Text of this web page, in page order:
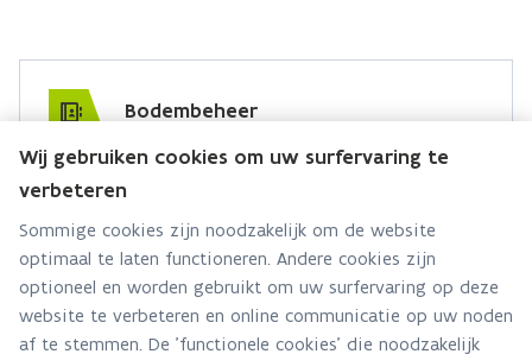
Bodembeheer
Hebt u een vraag voor dit team? Stel ze hier:
Via contact formulier
Alle contactgegevens
Adres
Wij gebruiken cookies om uw surfervaring te
verbeteren
Sommige cookies zijn noodzakelijk om de website
optimaal te laten functioneren. Andere cookies zijn
optioneel en worden gebruikt om uw surfervaring op deze
website te verbeteren en online communicatie op uw noden
af te stemmen. De 'functionele cookies' die noodzakelijk